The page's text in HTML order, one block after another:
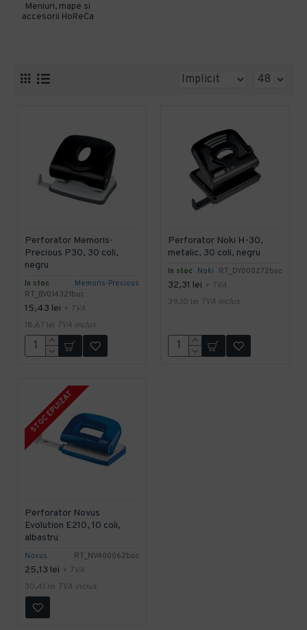
Meniuri, mape si
accesorii HoReCa
In stoc
Memoris-Precious
RT_BV014321buc
Perforator Memoris-
Precious P30, 30 coli,
negru
15,43 lei + TVA
18,67 lei TVA inclus
In stoc Noki RT_DY000272buc
Perforator Noki H-30,
metalic, 30 coli, negru
32,31 lei + TVA
39,10 lei TVA inclus
STOC EPUIZAT
Novus RT_NV400062buc
Perforator Novus
Evolution E210, 10 coli,
albastru
25,13 lei + TVA
30,41 lei TVA inclus